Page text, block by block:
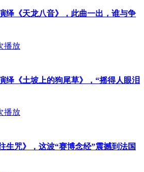
绎《天龙八音》，此曲一出，谁与争
播放
绎《土坡上的狗尾草》，“摇得人眼泪
播放
生咒》，这波“赛博念经”震撼到法国